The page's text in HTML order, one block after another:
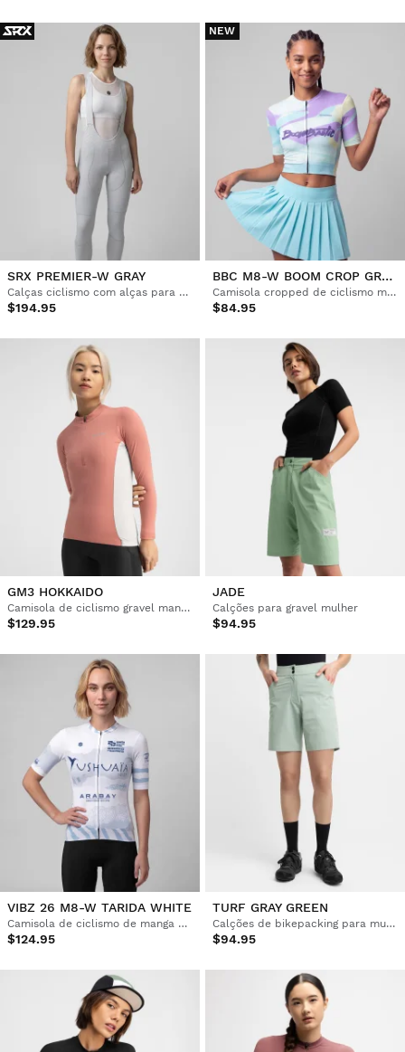
SRX PREMIER-W GRAY
Calças ciclismo com alças para mulher
$194.95
NEW
BBC M8-W BOOM CROP GREEN
Camisola cropped de ciclismo mulher Boombastic
$84.95
GM3 HOKKAIDO
Camisola de ciclismo gravel manga comprida mulher
$129.95
JADE
Calções para gravel mulher
$94.95
VIBZ 26 M8-W TARIDA WHITE
Camisola de ciclismo de manga curta para mulher Vuelta a Ibiza MTB x Siroko
$124.95
TURF GRAY GREEN
Calções de bikepacking para mulher
$94.95